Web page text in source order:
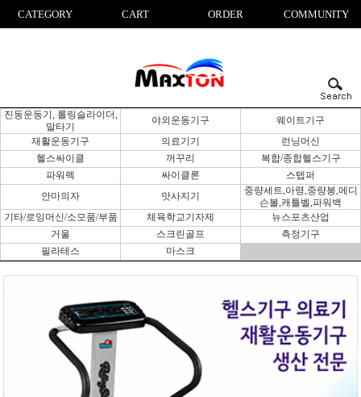
CATEGORY CART ORDER COMMUNITY
진동운동기, 롤링슬라이더,
말타기
야외운동기구
웨이트기구
재활운동기구
의료기기
런닝머신
헬스싸이클
꺼꾸리
복합/종합헬스기구
파워렉
싸이클론
스텝퍼
안마의자
맛사지기
중량세트,아령,중량봉,메디
슨볼,캐틀벨,파워백
기타/로잉머신/소모품/부품
체육학교기자제
뉴스포츠산업
거울
스크린골프
측정기구
필라테스
마스크